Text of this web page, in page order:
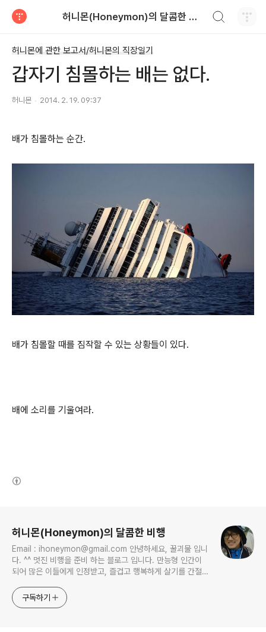
허니몬(Honeymon)의 달콤한 비행
허니몬에 관한 보고서/허니몬의 직장일기
갑자기 침몰하는 배는 없다.
허니몬 2014. 2. 19. 09:37
배가 침몰하는 순간.
배가 침몰할 때를 짐작할 수 있는 상황들이 있다.
배에 소리를 기울여라.
허니몬(Honeymon)의 달콤한 비행
Email : ihoneymon@gmail.com 안녕하세요, 꿀괴물 입니
다. ^^ 멋진 비행을 준비 하는 블로그 입니다. 만능형 인간이
되어 많은 이들에게 인정받고, 즐겁고 행복하게 살기를 간절히
지켜봐주세요!! ^^
구독하기